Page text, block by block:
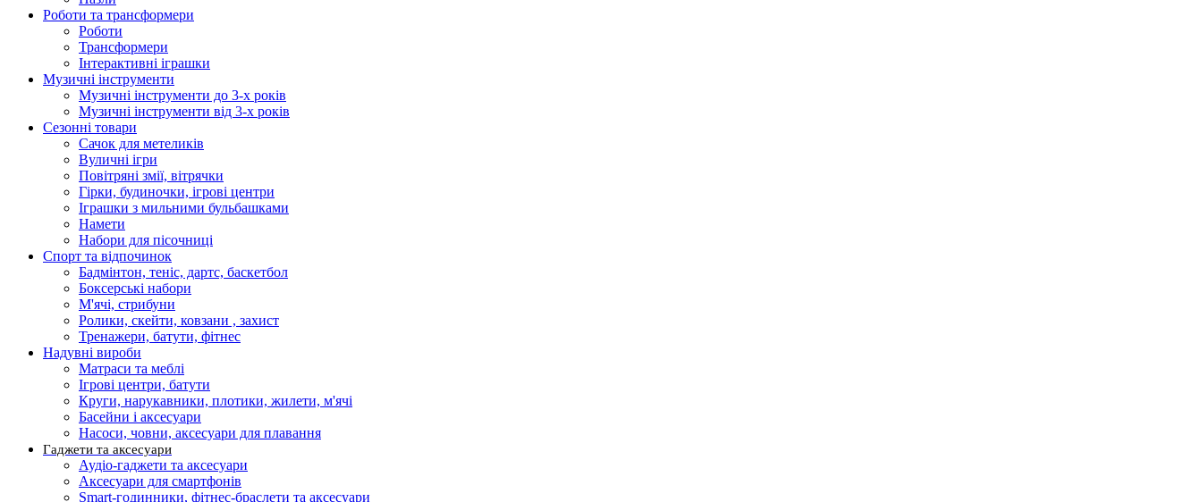
Роботи та трансформери
Роботи
Трансформери
Інтерактивні іграшки
Музичні інструменти
Музичні інструменти до 3-х років
Музичні інструменти від 3-х років
Сезонні товари
Сачок для метеликів
Вуличні ігри
Повітряні змії, вітрячки
Гірки, будиночки, ігрові центри
Іграшки з мильними бульбашками
Намети
Набори для пісочниці
Спорт та відпочинок
Бадмінтон, теніс, дартс, баскетбол
Боксерські набори
М'ячі, стрибуни
Ролики, скейти, ковзани , захист
Тренажери, батути, фітнес
Надувні вироби
Матраси та меблі
Ігрові центри, батути
Круги, нарукавники, плотики, жилети, м'ячі
Басейни і аксесуари
Насоси, човни, аксесуари для плавання
Гаджети та аксесуари
Аудіо-гаджети та аксесуари
Аксесуари для смартфонів
Smart-годинники, фітнес-браслети та аксесуари